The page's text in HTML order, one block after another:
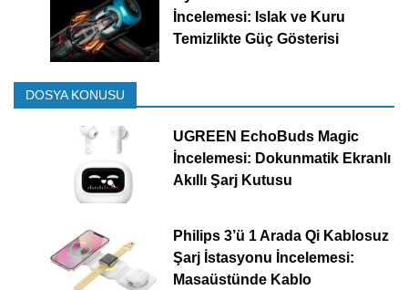
İncelemesi: Islak ve Kuru
Temizlikte Güç Gösterisi
DOSYA KONUSU
UGREEN EchoBuds Magic
İncelemesi: Dokunmatik Ekranlı
Akıllı Şarj Kutusu
Philips 3’ü 1 Arada Qi Kablosuz
Şarj İstasyonu İncelemesi:
Masaüstünde Kablo